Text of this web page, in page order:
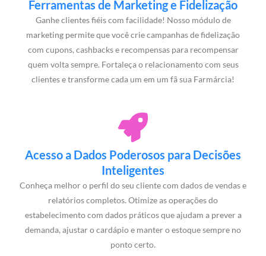
Ferramentas de Marketing e Fidelização
Ganhe clientes fiéis com facilidade! Nosso módulo de
marketing permite que você crie campanhas de fidelização
com cupons, cashbacks e recompensas para recompensar
quem volta sempre. Fortaleça o relacionamento com seus
clientes e transforme cada um em um fã sua Farmárcia!
Acesso a Dados Poderosos para Decisões
Inteligentes
Conheça melhor o perfil do seu cliente com dados de vendas e
relatórios completos. Otimize as operações do
estabelecimento com dados práticos que ajudam a prever a
demanda, ajustar o cardápio e manter o estoque sempre no
ponto certo.